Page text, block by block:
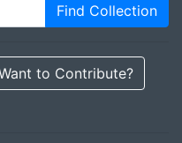
Find Collection
to Contribute?